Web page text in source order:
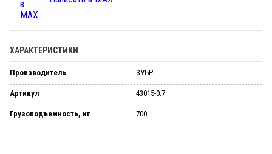
ХАРАКТЕРИСТИКИ
Производитель ЗУБР
Артикул 43015-0.7
Грузоподъемность, кг 700